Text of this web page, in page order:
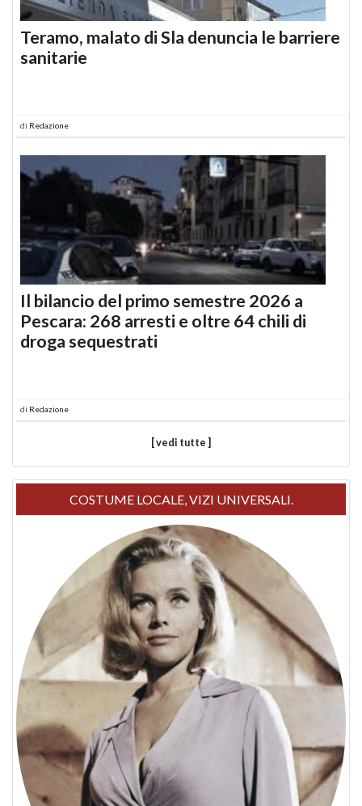
Teramo, malato di Sla denuncia le barriere
sanitarie
di Redazione
Il bilancio del primo semestre 2026 a
Pescara: 268 arresti e oltre 64 chili di
droga sequestrati
di Redazione
[ vedi tutte ]
COSTUME LOCALE, VIZI UNIVERSALI.